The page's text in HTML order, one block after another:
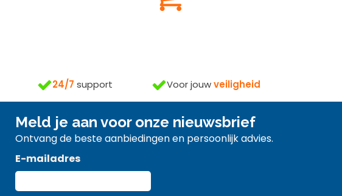
24/7 support Voor jouwveiligheid
Meld je aan voor onze nieuwsbrief
Ontvang de beste aanbiedingen en persoonlijk advies.
E-mailadres